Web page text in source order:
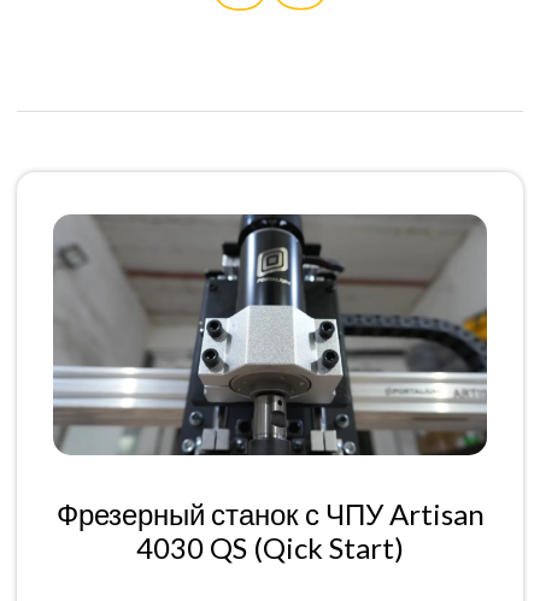
Фрезерный станок с ЧПУ Artisan
4030 QS (Qick Start)